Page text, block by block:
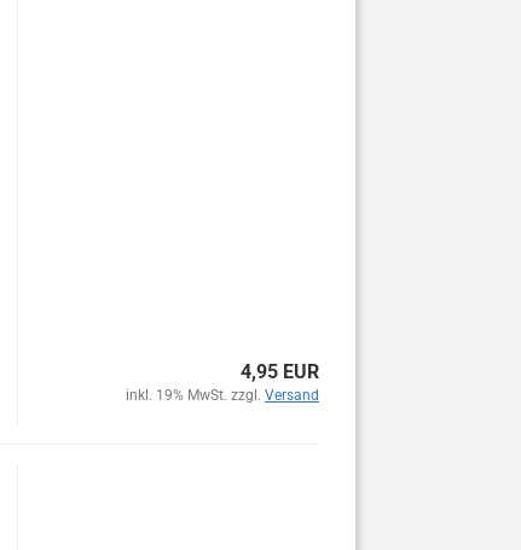
4,95 EUR
inkl. 19% MwSt. zzgl. Versand